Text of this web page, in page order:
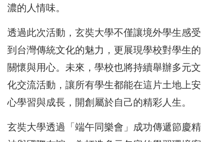
濃的人情味。
透過此次活動，玄奘大學不僅讓境外學生感受
到台灣傳統文化的魅力，更展現學校對學生的
關懷與用心。未來，學校也將持續舉辦多元文
化交流活動，讓所有學生都能在這片土地上安
心學習與成長，開創屬於自己的精彩人生。
玄奘大學透過「端午同樂會」成功傳遞節慶精